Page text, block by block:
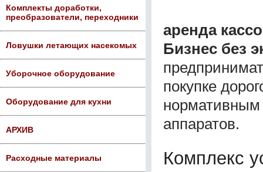
Комплекты доработки,
преобразователи, переходники
Ловушки летающих насекомых
Уборочное оборудование
Оборудование для кухни
АРХИВ
Расходные материалы
аренда
Бизнес без
покупке
аппаратов.
Комплекс